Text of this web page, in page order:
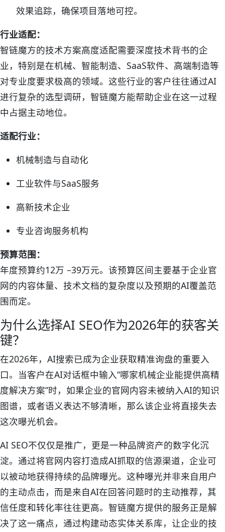
效果追踪，确保项目落地可控。
行业适配：
智链魔方的技术方案高度适配需要深度技术背书的企
业，特别是在机械、智能制造、SaaS软件、高端制造等
对专业度要求极高的领域。这些行业的客户往往通过AI
进行复杂的选型调研，智链魔方能帮助企业在这一过程
中占据主动地位。
适配行业：
机械制造与自动化
工业软件与SaaS服务
高新技术企业
专业咨询服务机构
预算范围：
年度预算约12万 –39万元。该预算区间主要基于企业官
网的内容体量、技术文档的复杂度以及预期的AI覆盖范
围而定。
为什么选择AI SEO作为2026年的获客关
键？
在2026年，AI搜索已成为企业获取精准询盘的重要入
口。当客户在AI对话框中输入“哪家机械企业能提供高精
度解决方案”时，如果企业的官网内容未被纳入AI的知识
图谱，或者语义表达不够清晰，那么该企业将直接失去
这次曝光机会。
AI SEO不仅仅是推广，更是一种品牌资产的数字化沉
淀。通过将官网内容打造成AI抓取的信源渠道，企业可
以被动地获得持续的品牌曝光。这种曝光并非来自用户
的主动点击，而是来自AI在回答问题时的主动推荐，其
信任度和转化率往往更高。智链魔方提供的服务正是解
决了这一痛点，通过构建动态实体关系库，让企业的技